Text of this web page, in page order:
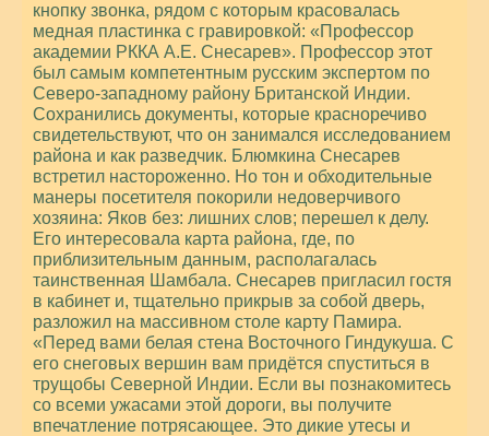
кнопку звонка, рядом с которым красовалась
медная пластинка с гравировкой: «Профессор
академии РККА А.Е. Снесарев». Профессор этот
был самым компетентным русским экспертом по
Северо-западному району Британской Индии.
Сохранились документы, которые красноречиво
свидетельствуют, что он занимался исследованием
района и как разведчик. Блюмкина Снесарев
встретил настороженно. Но тон и обходительные
манеры посетителя покорили недоверчивого
хозяина: Яков без: лишних слов; перешел к делу.
Его интересовала карта района, где, по
приблизительным данным, располагалась
таинственная Шамбала. Снесарев пригласил гостя
в кабинет и, тщательно прикрыв за собой дверь,
разложил на массивном столе карту Памира.
«Перед вами белая стена Восточного Гиндукуша. С
его снеговых вершин вам придётся спуститься в
трущобы Северной Индии. Если вы познакомитесь
со всеми ужасами этой дороги, вы получите
впечатление потрясающее. Это дикие утесы и